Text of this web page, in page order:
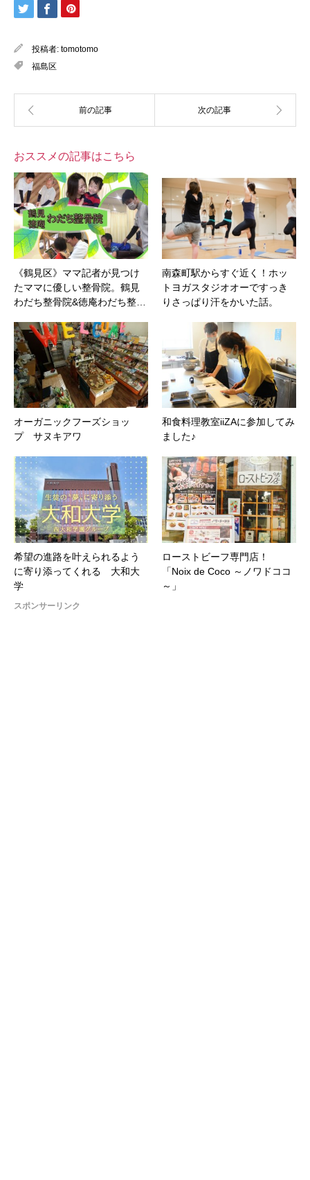
投稿者: tomotomo
福島区
おススメの記事はこちら
《鶴見区》ママ記者が見つけ
たママに優しい整骨院。鶴見
わだち整骨院&徳庵わだち整…
南森町駅からすぐ近く！ホッ
トヨガスタジオオーですっき
りさっぱり汗をかいた話。
オーガニックフーズショッ
プ サヌキアワ
和食料理教室iiZAに参加してみ
ました♪
希望の進路を叶えられるよう
に寄り添ってくれる 大和大
学
ローストビーフ専門店！
「Noix de Coco ～ノワドココ
～」
スポンサーリンク